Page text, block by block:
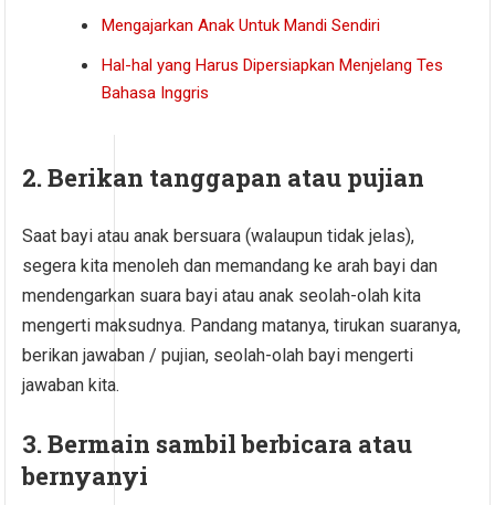
Mengajarkan Anak Untuk Mandi Sendiri
Hal-hal yang Harus Dipersiapkan Menjelang Tes
Bahasa Inggris
2. Berikan tanggapan atau pujian
Saat bayi atau anak bersuara (walaupun tidak jelas),
segera kita menoleh dan memandang ke arah bayi dan
mendengarkan suara bayi atau anak seolah-olah kita
mengerti maksudnya. Pandang matanya, tirukan suaranya,
berikan jawaban / pujian, seolah-olah bayi mengerti
jawaban kita.
3. Bermain sambil berbicara atau
bernyanyi